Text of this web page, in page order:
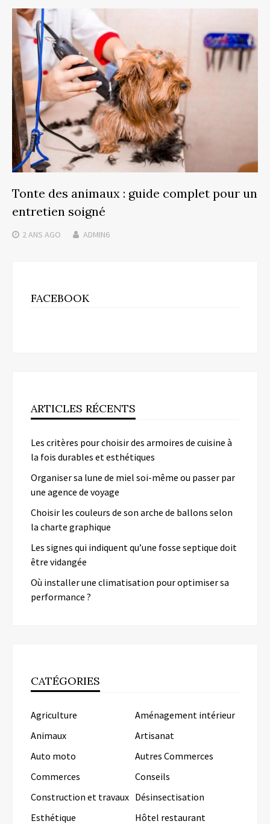
Tonte des animaux : guide complet pour un
entretien soigné
2 ANS AGO ADMIN6
FACEBOOK
ARTICLES RÉCENTS
Les critères pour choisir des armoires de cuisine à
la fois durables et esthétiques
Organiser sa lune de miel soi-même ou passer par
une agence de voyage
Choisir les couleurs de son arche de ballons selon
la charte graphique
Les signes qui indiquent qu’une fosse septique doit
être vidangée
Où installer une climatisation pour optimiser sa
performance ?
CATÉGORIES
Agriculture
Aménagement intérieur
Animaux
Artisanat
Auto moto
Autres Commerces
Commerces
Conseils
Construction et travaux Désinsectisation
Esthétique
Hôtel restaurant